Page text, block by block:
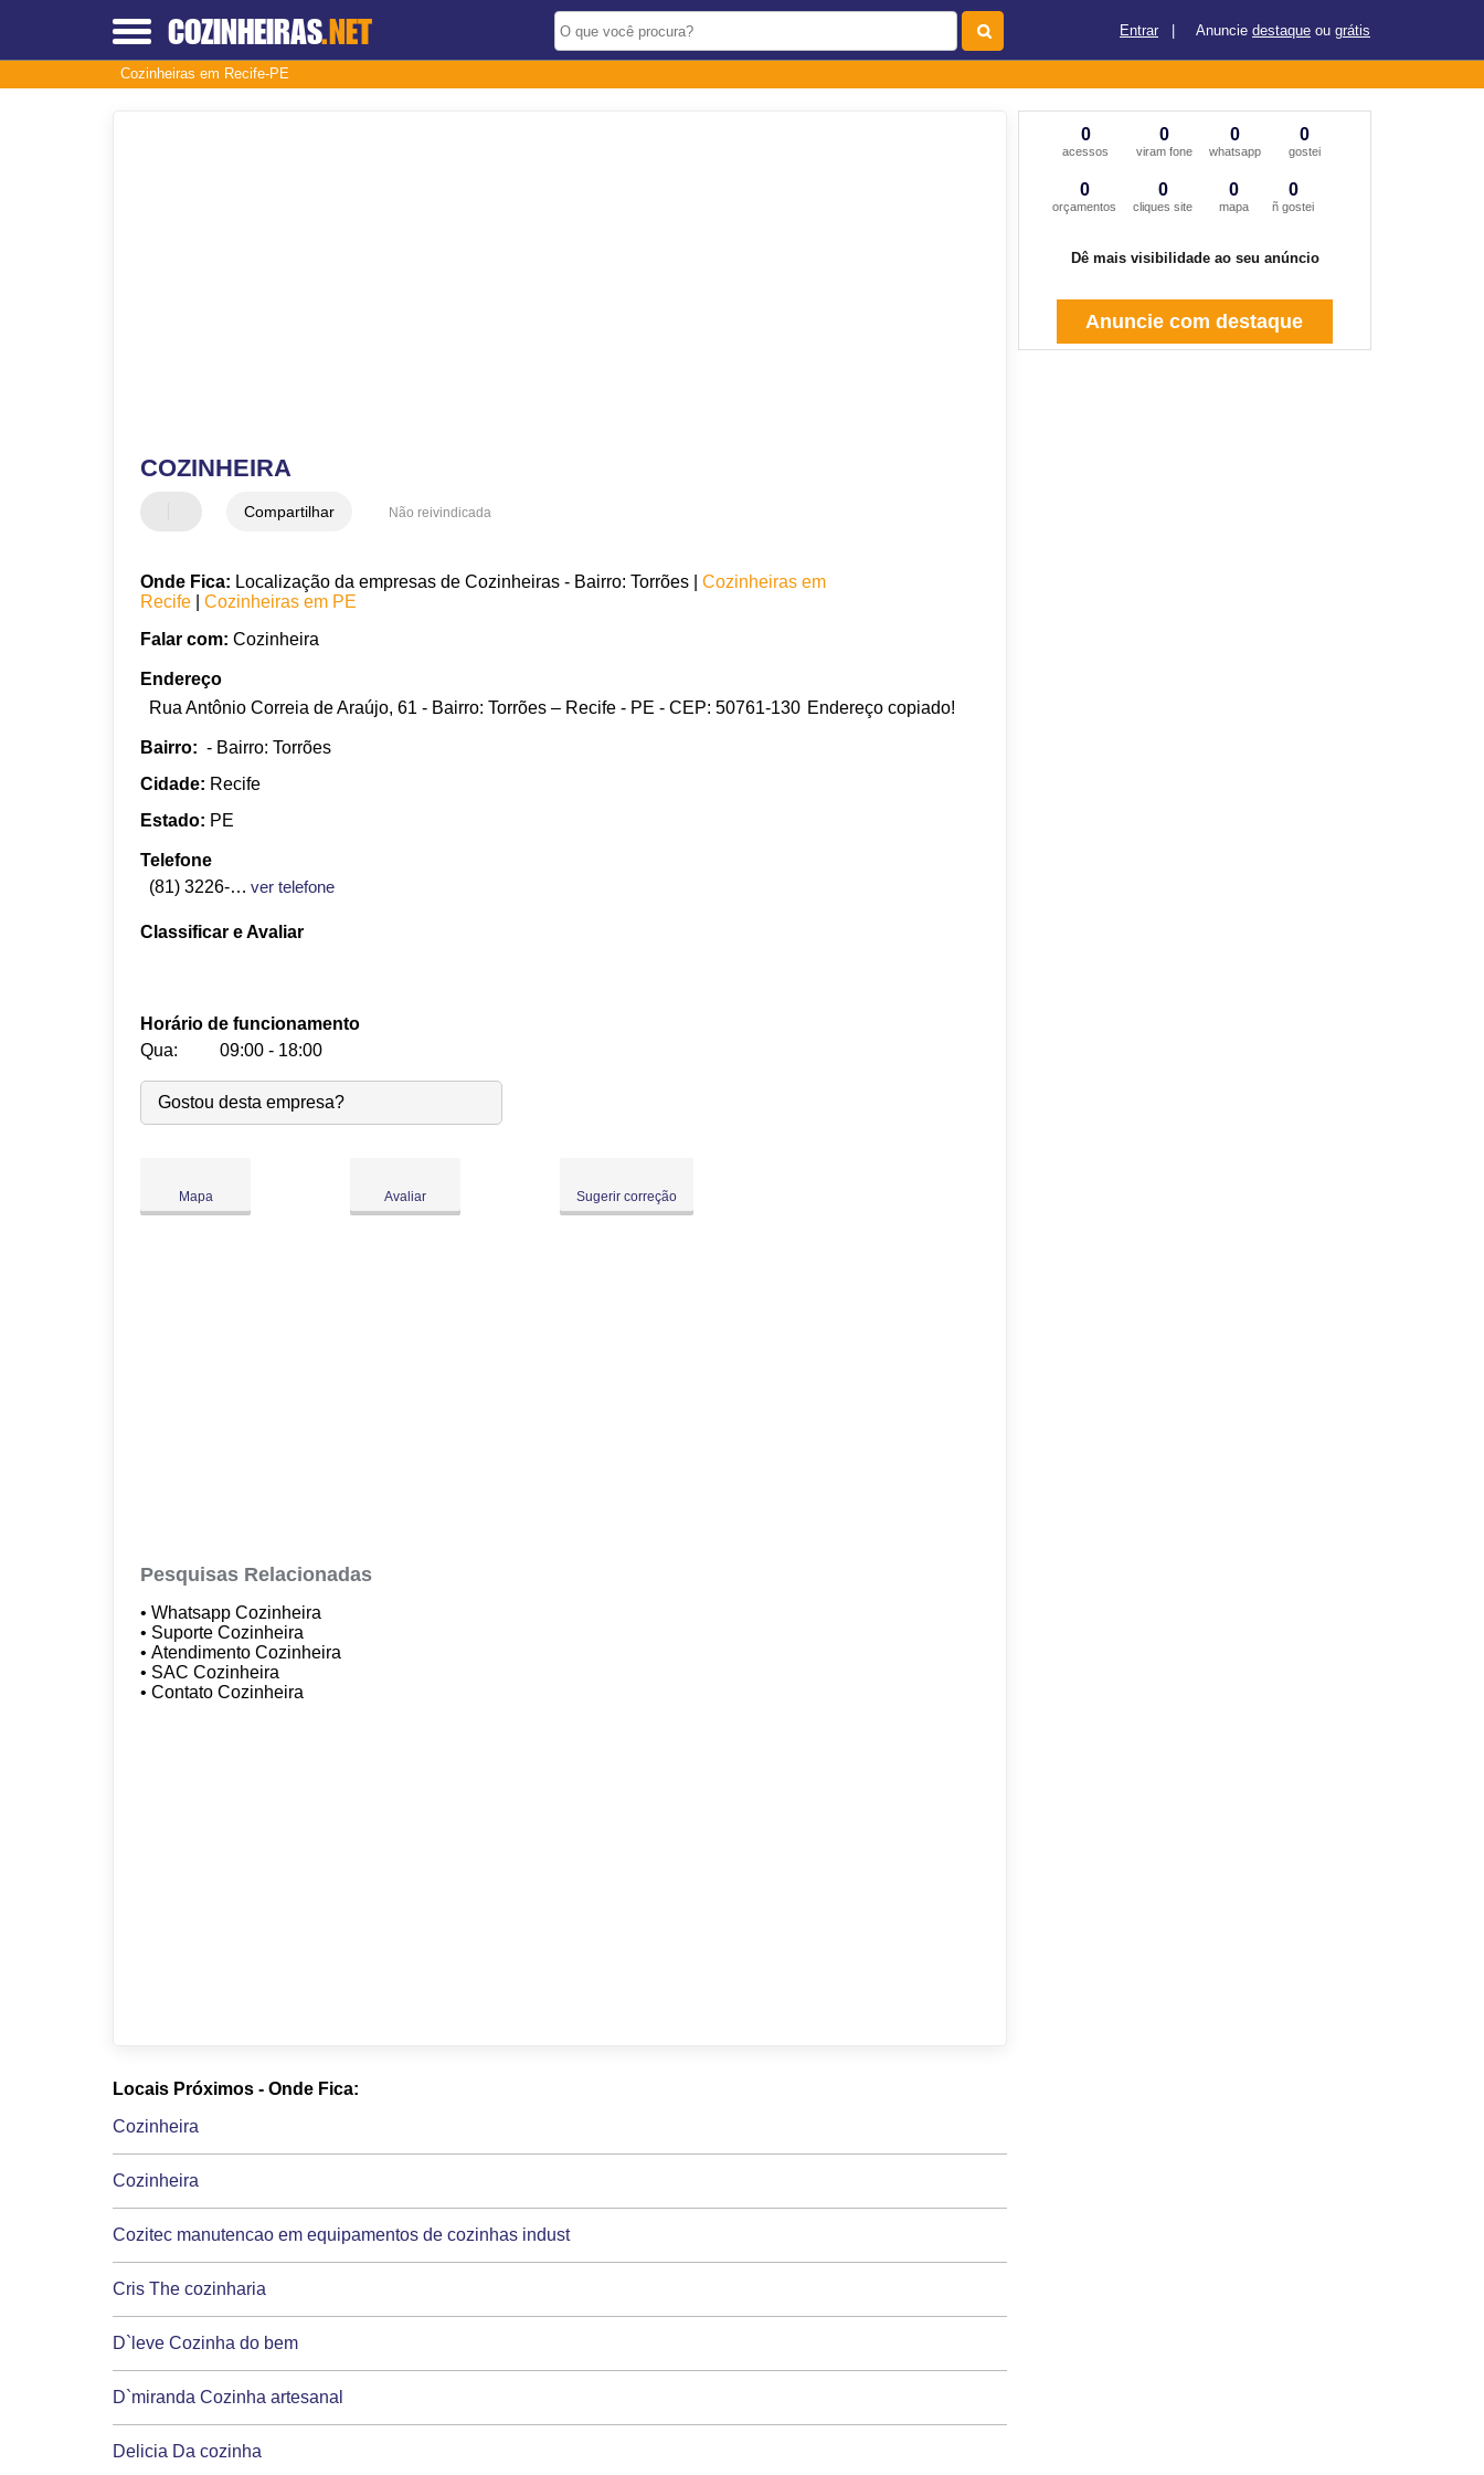
COZINHEIRAS.NET Entrar Anuncie destaque ou grátis
Cozinheiras em Recife-PE
COZINHEIRA
Compartilhar Não reivindicada
Onde Fica: Localização da empresas de Cozinheiras - Bairro: Torrões |Cozinheiras em
Recife |Cozinheiras em PE
Falar com: Cozinheira
Endereço
Rua Antônio Correia de Araújo, 61 - Bairro: Torrões – Recife - PE - CEP: 50761-130 Endereço copiado!
Bairro: - Bairro: Torrões
Cidade: Recife
Estado: PE
Telefone
(81) 3226-2266
ver telefone
Classificar e Avaliar
Horário de funcionamento
Qua:
09:00 - 18:00
Seg: 09:00
Ter:
09:00-18:00
Sex:
Gostou desta empresa?
Mapa Avaliar Sugerir correção
Pesquisas Relacionadas
• Whatsapp Cozinheira
• Suporte Cozinheira
• Atendimento Cozinheira
• SAC Cozinheira
• Contato Cozinheira
Locais Próximos - Onde Fica:
Cozinheira
Cozinheira
Cozitec manutencao em equipamentos de cozinhas indust
Cris The cozinharia
D`leve Cozinha do bem
D`miranda Cozinha artesanal
Delicia Da cozinha
0
acessos
0
viram fone
0
whatsapp
0
gostei
0
orçamentos
0
cliques site
0
mapa
0
ñ gostei
Dê mais visibilidade ao seu anúncio
Anuncie com destaque